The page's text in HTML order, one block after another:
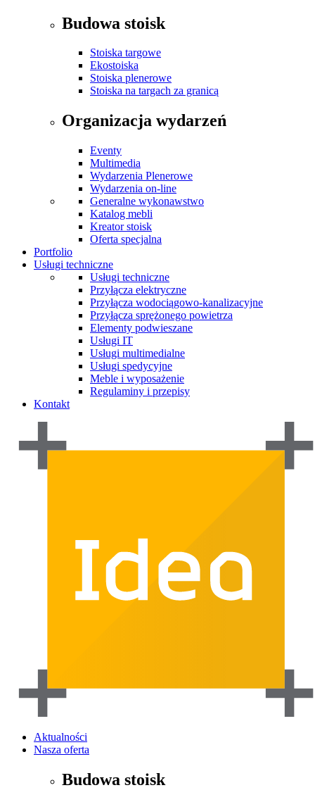
Budowa stoisk
Stoiska targowe
Ekostoiska
Stoiska plenerowe
Stoiska na targach za granicą
Organizacja wydarzeń
Eventy
Multimedia
Wydarzenia Plenerowe
Wydarzenia on-line
Generalne wykonawstwo
Katalog mebli
Kreator stoisk
Oferta specjalna
Portfolio
Usługi techniczne
Usługi techniczne
Przyłącza elektryczne
Przyłącza wodociągowo-kanalizacyjne
Przyłącza sprężonego powietrza
Elementy podwieszane
Usługi IT
Usługi multimedialne
Usługi spedycyjne
Meble i wyposażenie
Regulaminy i przepisy
Kontakt
Aktualności
Nasza oferta
Budowa stoisk